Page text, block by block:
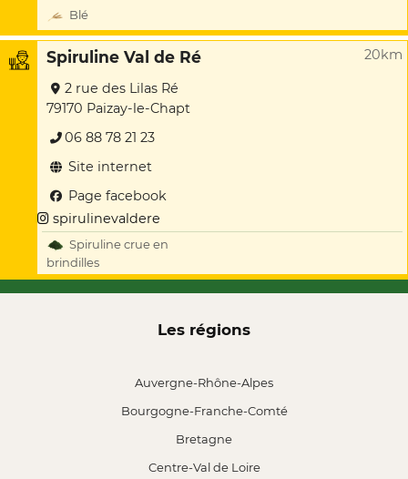
Blé
Spiruline Val de Ré 20km
2 rue des Lilas Ré
79170 Paizay-le-Chapt
06 88 78 21 23
Site internet
Page facebook
spirulinevaldere
Spiruline crue en
brindilles
Les régions
Auvergne-Rhône-Alpes
Bourgogne-Franche-Comté
Bretagne
Centre-Val de Loire